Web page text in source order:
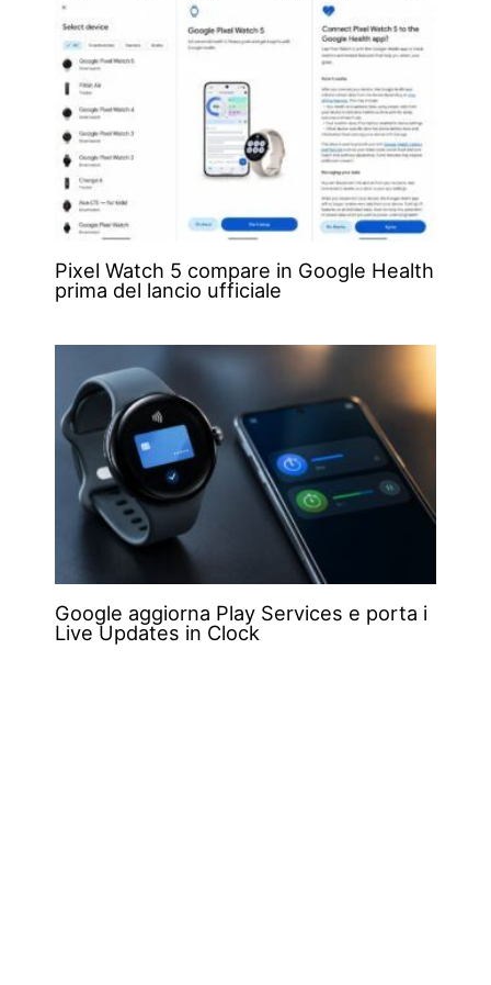
Pixel Watch 5 compare in Google Health
prima del lancio ufficiale
Google aggiorna Play Services e porta i
Live Updates in Clock